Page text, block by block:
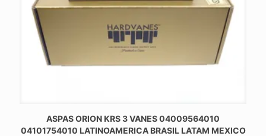
ASPAS ORION KRS 3 VANES 04009564010
04101754010 LATINOAMERICA BRASIL LATAM MEXICO